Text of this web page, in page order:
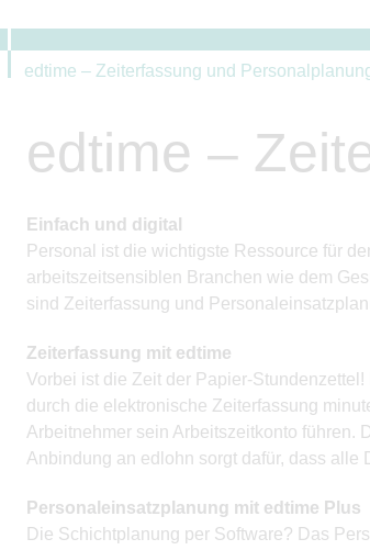
edtime – Zeiterfassung und
edtime –
Einfach und digital
Personal ist die wichtigste Ressource für
arbeitszeitsensiblen Branchen wie dem
sind Zeiterfassung und
Zeiterfassung mit edtime
Vorbei ist die Zeit der Papier-
durch die elektronische Zeiterfassung
Arbeitnehmer sein Arbeitszeitkonto führen.
Anbindung an edlohn sorgt dafür, dass alle
Personaleinsatzplanung mit edtime Plus
Die Schichtplanung per Software? Das